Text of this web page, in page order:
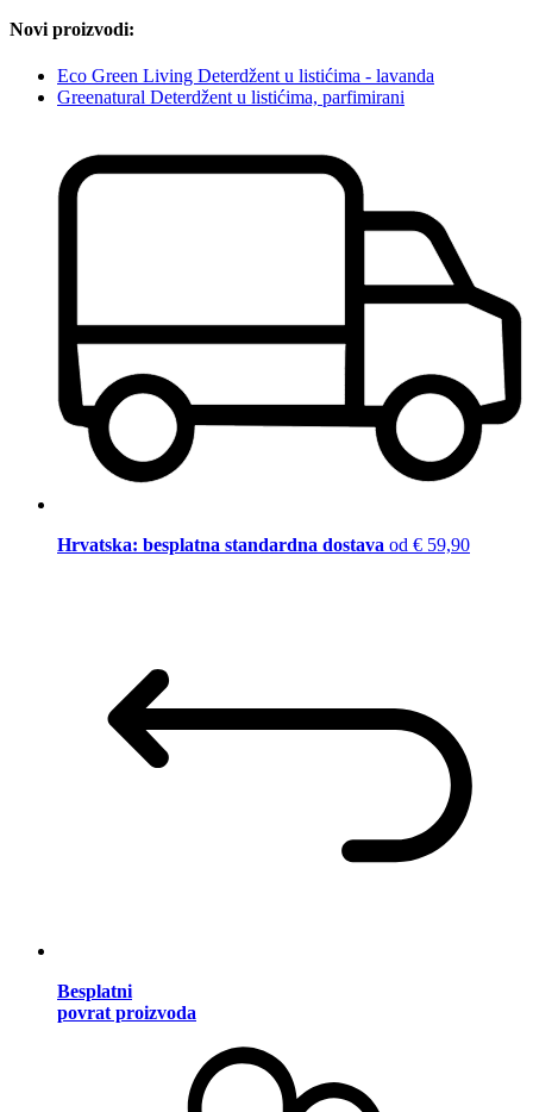
Novi proizvodi:
Eco Green Living Deterdžent u listićima - lavanda
Greenatural Deterdžent u listićima, parfimirani
Hrvatska: besplatna standardna dostava od € 59,90
Besplatni
povrat proizvoda